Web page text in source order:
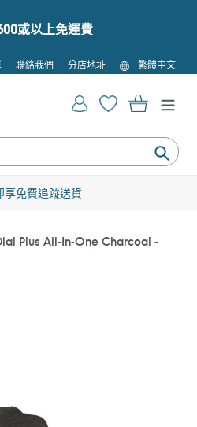
或以上免運費
聯絡我們 分店地址
語
言
繁體中文
提
登入 購物車
享免費追蹤送貨
Plus All-In-One Charcoal -